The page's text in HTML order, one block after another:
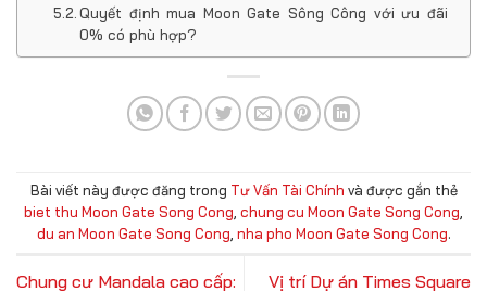
Quyết định mua Moon Gate Sông Công với ưu đãi
0% có phù hợp?
Bài viết này được đăng trong Tư Vấn Tài Chính và được gắn thẻ
biet thu Moon Gate Song Cong, chung cu Moon Gate Song Cong,
du an Moon Gate Song Cong, nha pho Moon Gate Song Cong.
Chung cư Mandala cao cấp:
Vị trí Dự án Times Square